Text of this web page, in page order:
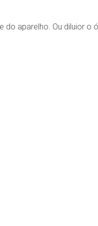
aparelho. Ou diluior o